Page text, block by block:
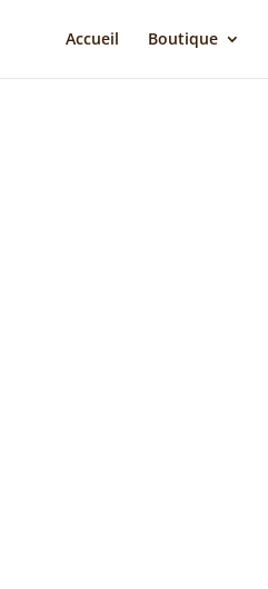
Accueil Boutique